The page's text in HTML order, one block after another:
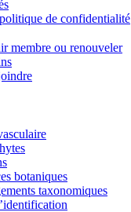
de confidentialité
membre ou renouveler
botaniques
taxonomiques